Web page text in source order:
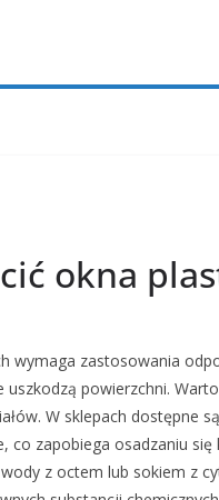
okna
wymaga zastosowania
uszkodzą powierzchni.
W sklepach dostępne
co zapobiega osadzaniu
z octem lub sokiem z